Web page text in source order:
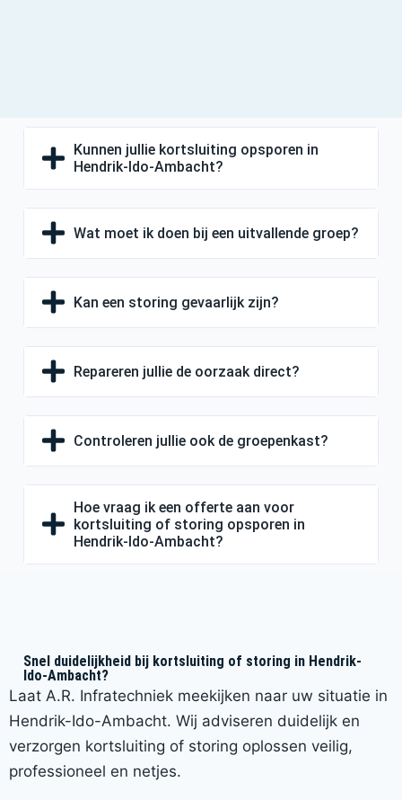
Kunnen jullie kortsluiting opsporen in
Hendrik-Ido-Ambacht?
Wat moet ik doen bij een uitvallende groep?
Kan een storing gevaarlijk zijn?
Repareren jullie de oorzaak direct?
Controleren jullie ook de groepenkast?
Hoe vraag ik een offerte aan voor
kortsluiting of storing opsporen in
Hendrik-Ido-Ambacht?
Snel duidelijkheid bij kortsluiting of storing in Hendrik-
Ido-Ambacht?
Laat A.R. Infratechniek meekijken naar uw situatie in
Hendrik-Ido-Ambacht. Wij adviseren duidelijk en
verzorgen kortsluiting of storing oplossen veilig,
professioneel en netjes.